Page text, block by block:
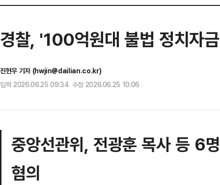
경찰, '100억원대 불법 정치자
진현우 기자 (hwjin@dailian.co.kr)
입력 2026.06.25 09:34 수정 2026.06.25 10:06
중앙선관위, 전광훈 목사 등 6
혐의